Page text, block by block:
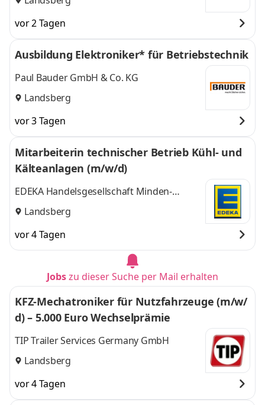
vor 2 Tagen
Ausbildung Elektroniker* für Betriebstechnik
Paul Bauder GmbH & Co. KG
Landsberg
vor 3 Tagen
Mitarbeiterin technischer Betrieb Kühl- und
Kälteanlagen (m/w/d)
EDEKA Handelsgesellschaft Minden-
Hannover mbH
Landsberg
vor 4 Tagen
Jobszu dieser Suche per Mail erhalten
KFZ-Mechatroniker für Nutzfahrzeuge (m/w/
d) – 5.000 Euro Wechselprämie
TIP Trailer Services Germany GmbH
Landsberg
vor 4 Tagen